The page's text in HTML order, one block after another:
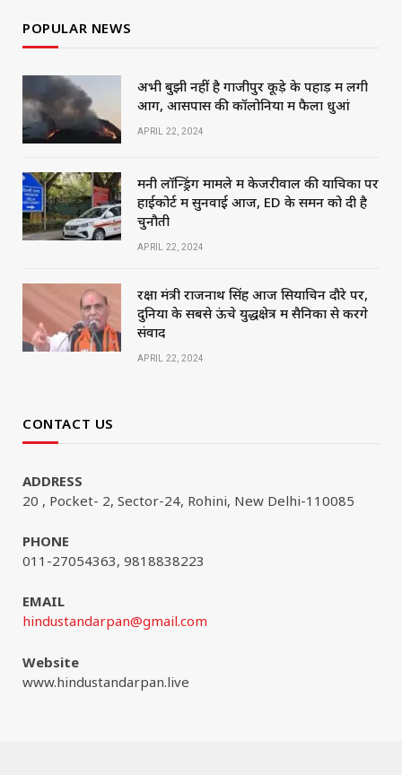
POPULAR NEWS
अभी बुझी नहीं है गाजीपुर कूड़े के पहाड़ में लगी
आग, आसपास की कॉलोनियों में फैला धुआं
APRIL 22, 2024
मनी लॉन्ड्रिंग मामले में केजरीवाल की याचिका पर
हाईकोर्ट में सुनवाई आज, ED के समन को दी है
चुनौती
APRIL 22, 2024
रक्षा मंत्री राजनाथ सिंह आज सियाचिन दौरे पर,
दुनिया के सबसे ऊंचे युद्धक्षेत्र में सैनिकों से करेंगे
संवाद
APRIL 22, 2024
CONTACT US
ADDRESS
20 , Pocket- 2, Sector-24, Rohini, New Delhi-110085
PHONE
011-27054363, 9818838223
EMAIL
hindustandarpan@gmail.com
Website
www.hindustandarpan.live